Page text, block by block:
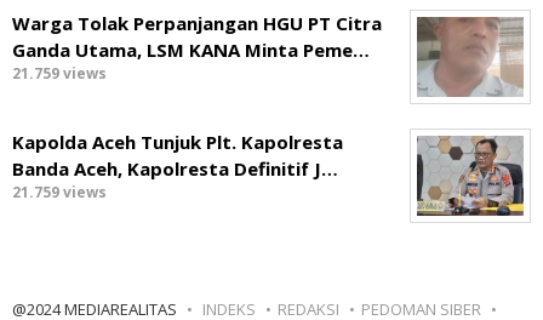
Warga Tolak Perpanjangan HGU PT Citra
Ganda Utama, LSM KANA Minta Peme…
21.759 views
Kapolda Aceh Tunjuk Plt. Kapolresta
Banda Aceh, Kapolresta Definitif J…
21.759 views
@2024 MEDIAREALITAS INDEKS REDAKSI
PEDOMAN SIBER